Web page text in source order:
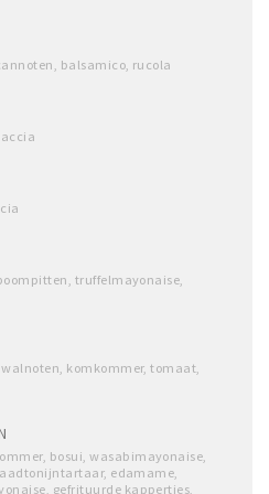
balsamico, rucola
truffelmayonaise,
komkommer, tomaat,
bosui, wasabimayonaise,
edamame,
gefrituurde kappertjes,